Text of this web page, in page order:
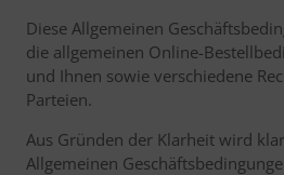
Diese Allgemeinen
die allgemeinen Online-
und Ihnen sowie verschiedene
Parteien.
Aus Gründen der Klarheit wird
Allgemeinen